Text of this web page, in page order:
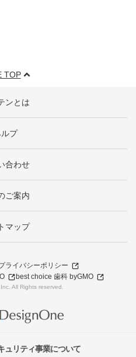
TOP
ンとは
プ
合わせ
ご案内
マップ
ライバシーポリシー
best choice 歯科 byGMO
All Rights reserved.
ュリティ事業について